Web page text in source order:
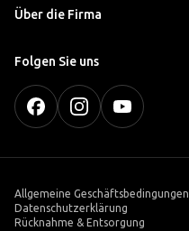
Über die Firma
Folgen Sie uns
Allgemeine Geschäftsbedingungen
Datenschutzerklärung
Rücknahme & Entsorgung